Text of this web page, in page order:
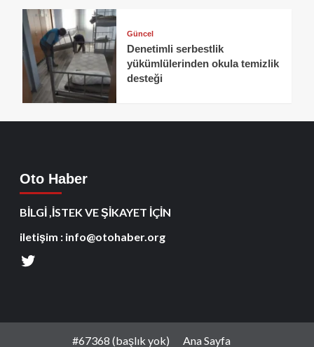
Güncel
Denetimli serbestlik
yükümlülerinden okula temizlik
desteği
Oto Haber
BİLGİ ,İSTEK VE ŞİKAYET İÇİN
iletişim : info@otohaber.org
#67368 (başlık yok) Ana Sayfa